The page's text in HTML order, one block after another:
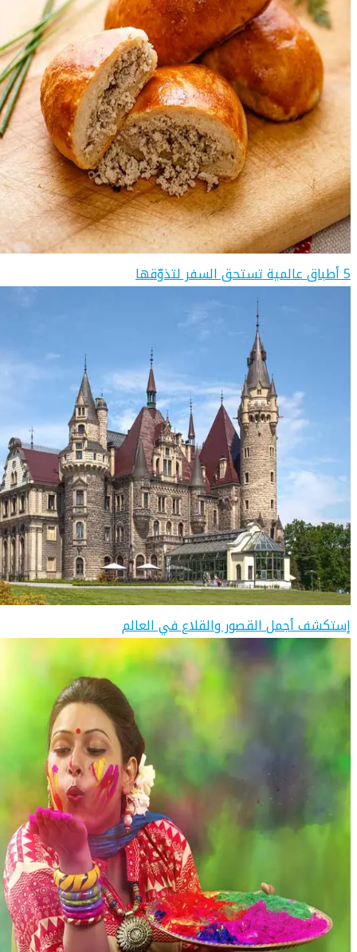
5 أطباق عالمية تستحق السفر لتذوّقها
إستكشف أجمل القصور والقلاع في العالم